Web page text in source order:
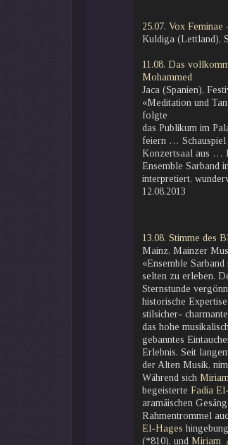
25.07. Vox
Kuldiga (Lettland),
11.08. Das
Mohammed
Jaca (Spanien),
«Meditation und
folgte
das Publikum im
feiern … Schauspiel
Konzertsaal aus …
Ensemble Sarband
interpretiert,
12.08.2013
13.08. Stimme des
Mainz, Mainzer
«Ensemble
selten zu erleben.
Sternstunde
historische
stilsicher-
das hohe
gebanntes
Erlebnis. Seit
der Alten Musik,
Während sich
begeisterte Fadia
aramäischen
Rahmentrommel
El-Hages
(*810), und Miriam